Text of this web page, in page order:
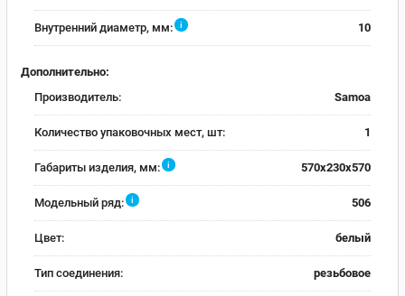
Внутренний диаметр, мм: i 10
Дополнительно:
Производитель:
Samoa
Количество упаковочных мест, шт: 1
Габариты изделия, мм: i 570х230х570
Модельный ряд: i 506
Цвет: белый
Тип соединения: резьбовое